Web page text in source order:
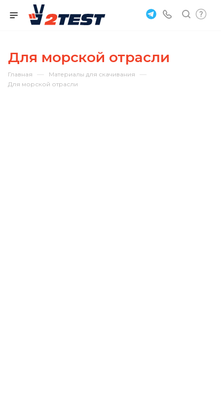
Для морской отрасли
Главная — Материалы для скачивания —
Для морской отрасли